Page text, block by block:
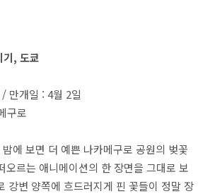
, 도쿄
만개일 : 4월 2일
구로
에 보면 더 예쁜 나카메구로 공원의 벚꽃
오르는 애니메이션의 한 장면을 그대로 보
강변 양쪽에 흐드러지게 핀 꽃들이 정말 장